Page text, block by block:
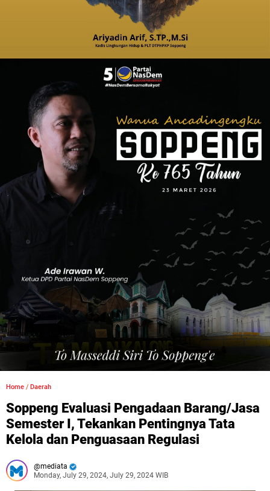
Home / Daerah
Soppeng Evaluasi Pengadaan Barang/Jasa
Semester I, Tekankan Pentingnya Tata
Kelola dan Penguasaan Regulasi
mediata
Monday, July 29, 2024, July 29, 2024 WIB